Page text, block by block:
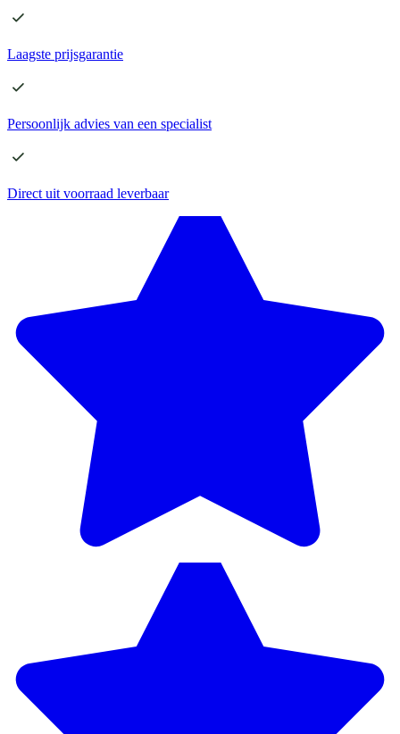
Laagste prijsgarantie
Persoonlijk advies van een specialist
Direct uit voorraad leverbaar